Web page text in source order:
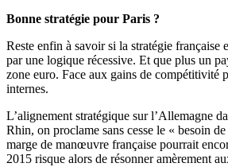
Bonne stratégie pour Paris ?
Reste enfin à savoir si la stratégie française
par une logique récessive. Et que plus un
zone euro. Face aux gains de compétitivité
internes.
L’alignement stratégique sur l’Allemagne
Rhin, on proclame sans cesse le « besoin
marge de manœuvre française pourrait
2015 risque alors de résonner amèrement